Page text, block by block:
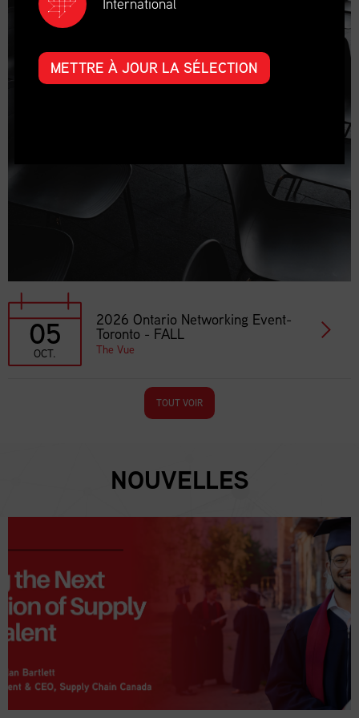
05
OCT.
2026 Ontario Networking Event-
Toronto - FALL
The Vue
TOUT VOIR
NOUVELLES
METTRE À JOUR LA SÉLECTION